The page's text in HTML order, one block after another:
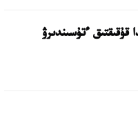
ءتۇسىندىرۋ